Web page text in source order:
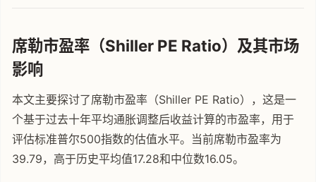
席勒市盈率（Shiller PE Ratio）及其市场
影响
本文主要探讨了席勒市盈率（Shiller PE Ratio），这是一
个基于过去十年平均通胀调整后收益计算的市盈率，用于
评估标准普尔500指数的估值水平。当前席勒市盈率为
39.79，高于历史平均值17.28和中位数16.05。